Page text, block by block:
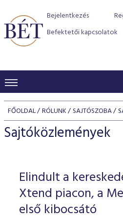
Bejelentkezés
Befektetői kapcsolatok
KERESKEDÉSI ADATOK
INDEXEK
Jelzáloglevél indexek
Vállalati kötvény indexek
Azonnali Piac
Részvények
Származékos piac
BEFEKTETŐK
Részvény szekció
Hitelpapír szekció
BÉT szabályzatok
Befektetővédelem
Alkalmazott díjstruktúra
Elszámolás
Részvény és vállalati
program
BÉT Xtend - Részvénypiac
TŐZSDETAGOK
Tőzsdetagok, üzletkötők
VENDOROK
FŐOLDAL RÓLUNK SAJTÓSZOBA
Sajtóközlemények
Elindult a
Xtend piacon, a
első kibocsátó